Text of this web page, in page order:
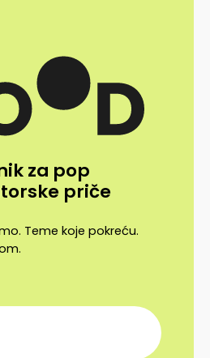
za pop
priče
Teme koje pokreću.